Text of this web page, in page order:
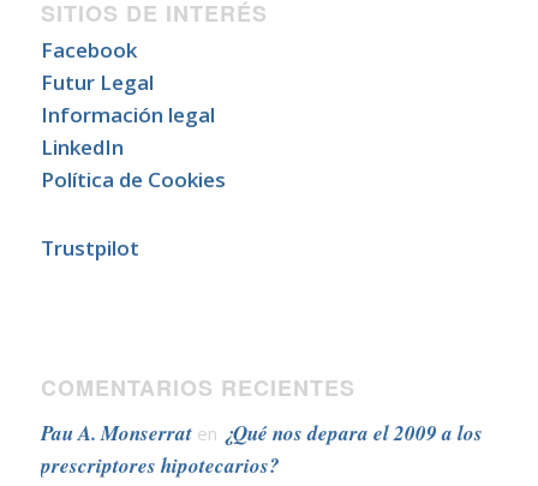
SITIOS DE INTERÉS
Facebook
Futur Legal
Información legal
LinkedIn
Política de Cookies
Trustpilot
COMENTARIOS RECIENTES
Pau A. Monserraten ¿Qué nos depara el 2009 a los
prescriptores hipotecarios?